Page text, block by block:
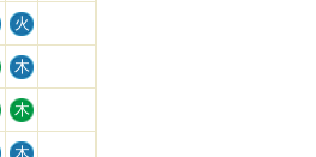
火
木
木
木